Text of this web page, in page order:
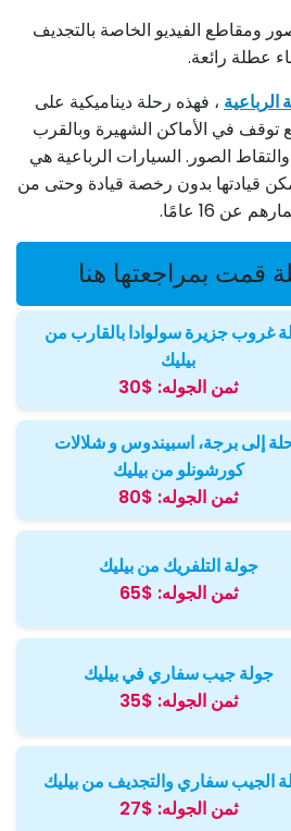
الفيديو الخاصة بالتجديف
عطلة رائعة.
الرباعية ، فهذه رحلة ديناميكية على
في الأماكن الشهيرة وبالقرب
الصور. السيارات الرباعية هي
قيادتها بدون رخصة قيادة وحتى من
عن 16 عامًا.
قمت بمراجعتها هنا
غروب جزيرة سولوادا بالقارب من
بيليك
ثمن الجوله: $30
إلى برجة، اسبيندوس و شلالات
كورشونلو من بيليك
ثمن الجوله: $80
جولة التلفريك من بيليك
ثمن الجوله: $65
جولة جيب سفاري في بيليك
ثمن الجوله: $35
الجيب سفاري والتجديف من بيليك
ثمن الجوله: $27